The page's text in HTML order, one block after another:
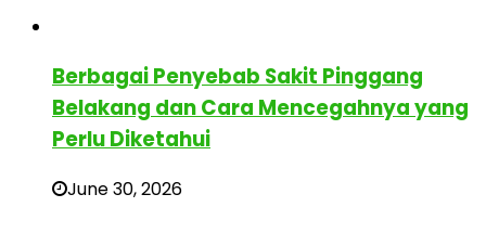
Berbagai Penyebab Sakit Pinggang
Belakang dan Cara Mencegahnya yang
Perlu Diketahui
June 30, 2026